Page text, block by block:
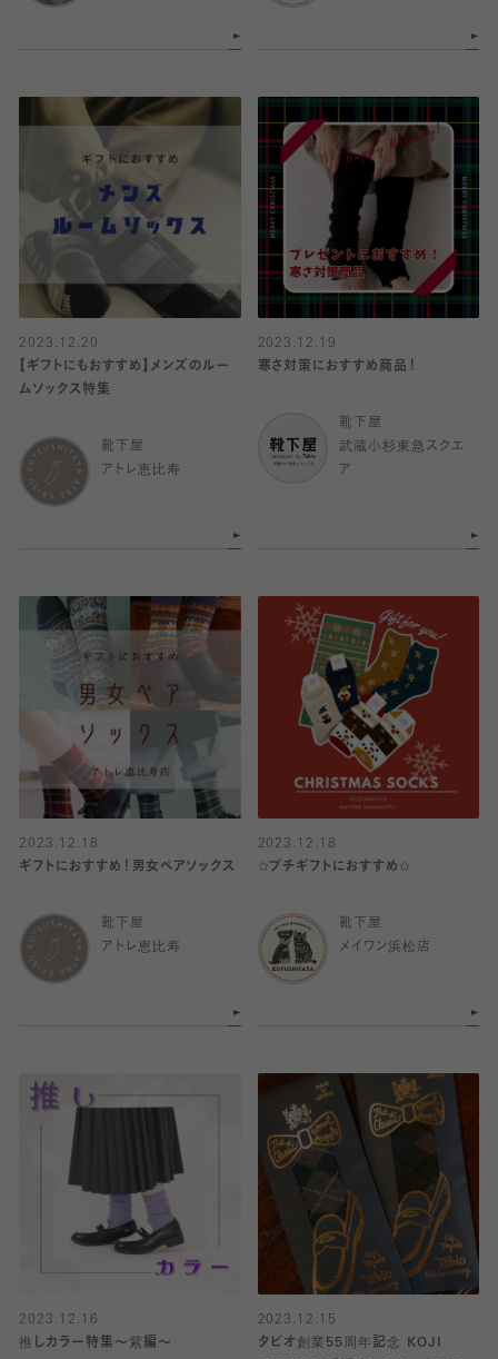
2023.12.20
【ギフトにもおすすめ】メンズのルー
ムソックス特集
靴下屋
アトレ恵比寿
2023.12.19
寒さ対策におすすめ商品！
靴下屋
武蔵小杉東急スクエ
ア
2023.12.18
ギフトにおすすめ！男女ペアソックス
靴下屋
アトレ恵比寿
2023.12.18
✩プチギフトにおすすめ✩
靴下屋
メイワン浜松店
2023.12.16
推しカラー特集〜紫編〜
2023.12.15
タビオ創業55周年記念 KOJI